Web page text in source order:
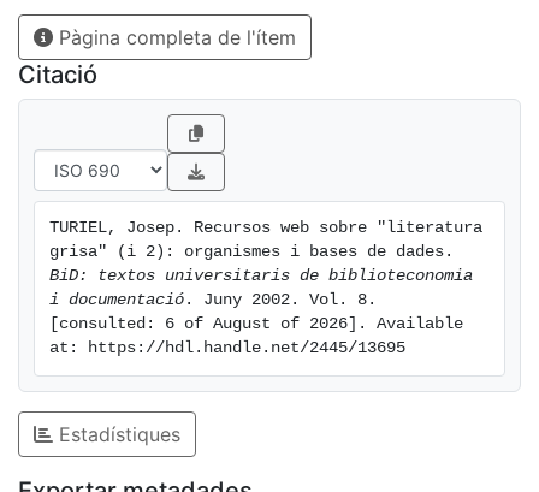
Pàgina completa de l'ítem
Citació
TURIEL, Josep. Recursos web sobre "literatura
BiD: textos universitaris de biblioteconomia
i documentació . Juny 2002. Vol. 8.
[consulted: 6 of August of 2026]. Available
at: https://hdl.handle.net/2445/13695
Estadístiques